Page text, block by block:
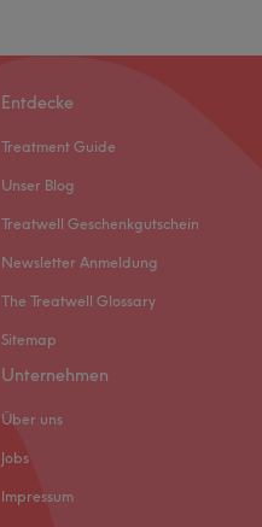
Entdecke
Treatment Guide
Unser Blog
Treatwell Geschenkgutschein
Newsletter Anmeldung
The Treatwell Glossary
Sitemap
Unternehmen
Über uns
Jobs
Impressum